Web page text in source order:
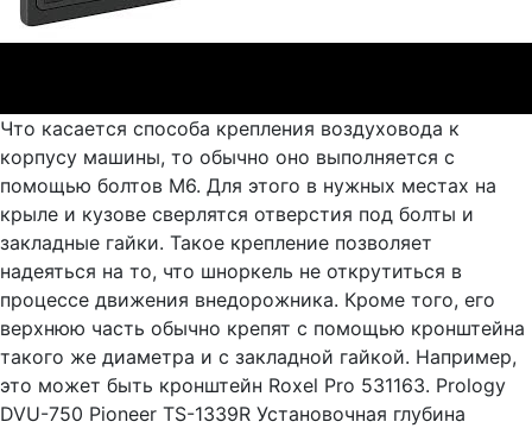
Что касается способа крепления воздуховода к
корпусу машины, то обычно оно выполняется с
помощью болтов М6. Для этого в нужных местах на
крыле и кузове сверлятся отверстия под болты и
закладные гайки. Такое крепление позволяет
надеяться на то, что шноркель не открутиться в
процессе движения внедорожника. Кроме того, его
верхнюю часть обычно крепят с помощью кронштейна
такого же диаметра и с закладной гайкой. Например,
это может быть кронштейн Roxel Pro 531163. Prology
DVU-750 Pioneer TS-1339R Установочная глубина